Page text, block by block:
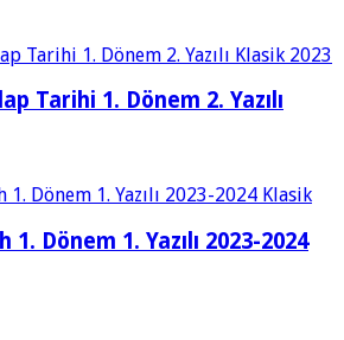
Tarihi 1. Dönem 2. Yazılı
1. Dönem 1. Yazılı 2023-2024